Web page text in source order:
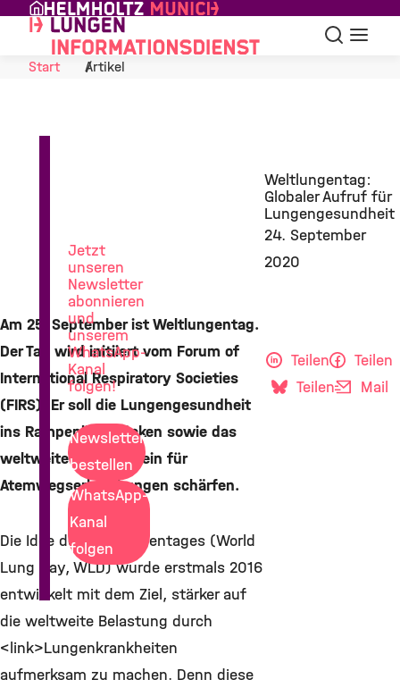
Skip to Content
Suche
Start
Artikel
Weltlungentag:
Globaler Aufruf für
Lungengesundheit
24. September
2020
Am 25. September ist Weltlungentag.
Der Tag wird initiiert vom Forum of
International Respiratory Societies
(FIRS). Er soll die Lungengesundheit
ins Rampenlicht rücken sowie das
weltweite Bewusstsein für
Atemwegserkrankungen schärfen.
Die Idee des Weltlungentages (World
Lung Day, WLD) wurde erstmals 2016
entwickelt mit dem Ziel, stärker auf
die weltweite Belastung durch
<link>Lungenkrankheiten
aufmerksam zu machen. Denn diese
Teilen
Teilen
Teilen
Mail
Jetzt
unseren
Newsletter
abonnieren
und
unserem
WhatsApp-
Kanal
folgen!
Newsletter
bestellen
WhatsApp-
Kanal
folgen